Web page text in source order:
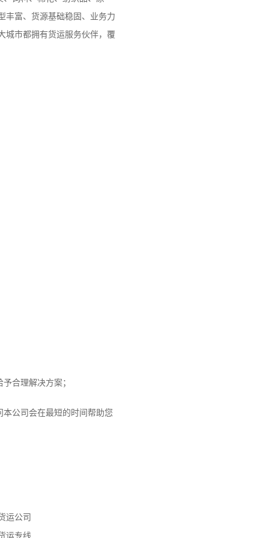
丰富、货源基础稳固、业务力
城市都拥有货运服务伙伴，覆
合理解决方案；
公司会在最短的时间帮助您
运公司
运专线